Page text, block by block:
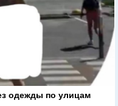
одежды по улицам